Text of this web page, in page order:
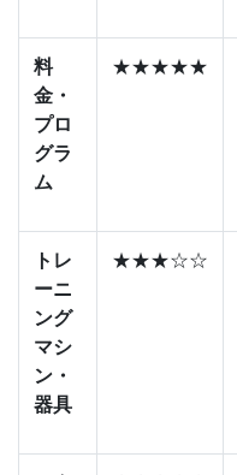
料
金・
プロ
グラ
ム
★★★★★
トレ
ーニ
ング
マシ
ン・
器具
★★★☆☆